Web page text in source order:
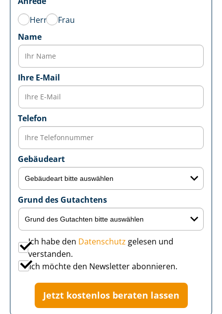
Herr
Frau
Name
Ihre E-Mail
Telefon
Gebäudeart
Grund des Gutachtens
Ich habe den Datenschutz gelesen und
verstanden.
Ich möchte den Newsletter abonnieren.
Jetzt kostenlos beraten lassen